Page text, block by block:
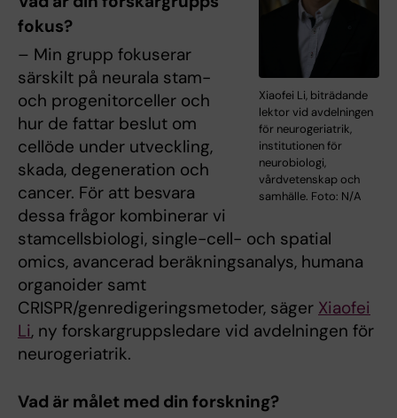
Xiaofei Li, biträdande
lektor vid avdelningen
för neurogeriatrik,
institutionen för
neurobiologi,
vårdvetenskap och
samhälle. Foto: N/A
fokus?
– Min grupp fokuserar
särskilt på neurala stam-
och progenitorceller och
hur de fattar beslut om
cellöde under utveckling,
skada, degeneration och
cancer. För att besvara
dessa frågor kombinerar vi
stamcellsbiologi, single-cell- och spatial
omics, avancerad beräkningsanalys, humana
organoider samt
CRISPR/genredigeringsmetoder, säger Xiaofei
Li, ny forskargruppsledare vid avdelningen för
neurogeriatrik.
Vad är målet med din forskning?